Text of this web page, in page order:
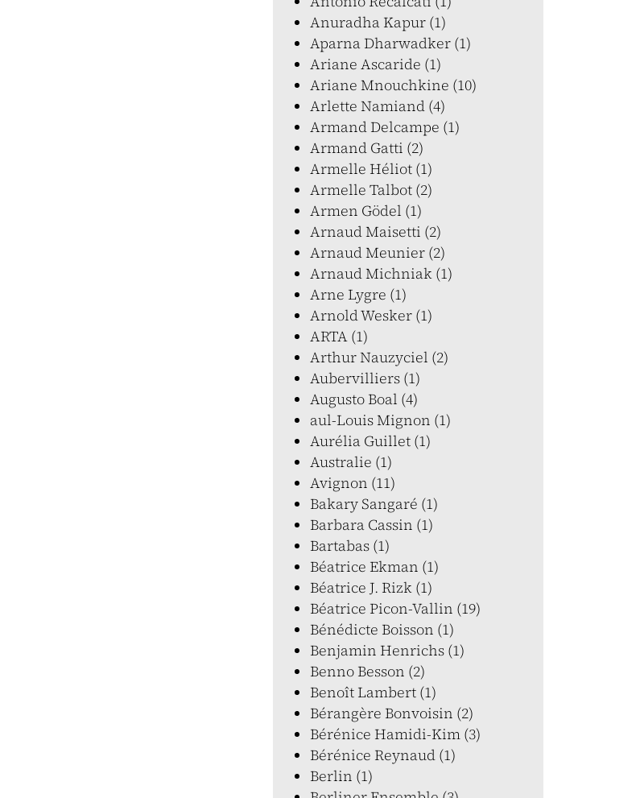
Anuradha Kapur (1)
Aparna Dharwadker (1)
Ariane Ascaride (1)
Ariane Mnouchkine (10)
Arlette Namiand (4)
Armand Delcampe (1)
Armand Gatti (2)
Armelle Héliot (1)
Armelle Talbot (2)
Armen Gödel (1)
Arnaud Maisetti (2)
Arnaud Meunier (2)
Arnaud Michniak (1)
Arne Lygre (1)
Arnold Wesker (1)
ARTA (1)
Arthur Nauzyciel (2)
Aubervilliers (1)
Augusto Boal (4)
aul-Louis Mignon (1)
Aurélia Guillet (1)
Australie (1)
Avignon (11)
Bakary Sangaré (1)
Barbara Cassin (1)
Bartabas (1)
Béatrice Ekman (1)
Béatrice J. Rizk (1)
Béatrice Picon-Vallin (19)
Bénédicte Boisson (1)
Benjamin Henrichs (1)
Benno Besson (2)
Benoît Lambert (1)
Bérangère Bonvoisin (2)
Bérénice Hamidi-Kim (3)
Bérénice Reynaud (1)
Berlin (1)